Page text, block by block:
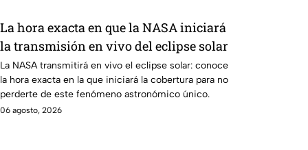
La hora exacta en que la NASA iniciará
la transmisión en vivo del eclipse solar
La NASA transmitirá en vivo el eclipse solar: conoce
la hora exacta en la que iniciará la cobertura para no
perderte de este fenómeno astronómico único.
06 agosto, 2026